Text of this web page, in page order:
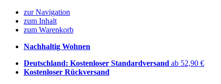
zur Navigation
zum Inhalt
zum Warenkorb
Nachhaltig Wohnen
Deutschland: Kostenloser Standardversand ab 52,90 €
Kostenloser Rückversand